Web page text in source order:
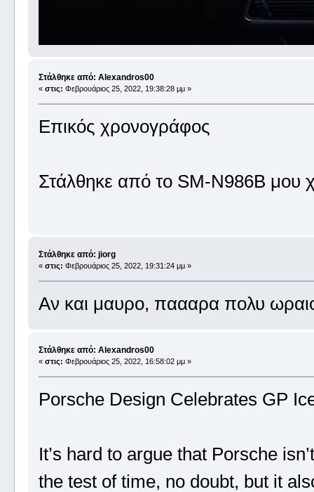
Στάλθηκε από: Alexandros00
« στις: Φεβρουάριος 25, 2022, 19:38:28 μμ »
Επικός χρονογράφος
Στάλθηκε από το SM-N986B μου
Στάλθηκε από: jiorg
« στις: Φεβρουάριος 25, 2022, 19:31:24 μμ »
Αν και μαυρο, παααρα πολυ
Στάλθηκε από: Alexandros00
« στις: Φεβρουάριος 25, 2022, 16:58:02 μμ »
Porsche Design Celebrates GP
It’s hard to argue that Porsche
the test of time, no doubt, but it